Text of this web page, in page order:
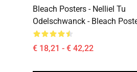
Bleach Posters - Nelliel Tu
Odelschwanck - Bleach
€ 18,21 - € 42,22